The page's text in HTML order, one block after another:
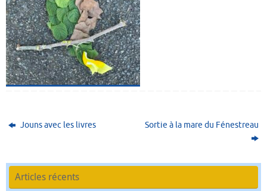
Jouns avec les livres Sortie à la mare du Fénestreau
Articles récents